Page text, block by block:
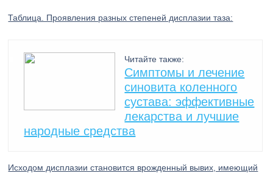
Таблица. Проявления разных степеней дисплазии таза:
Читайте также:
Симптомы и лечение
синовита коленного
сустава: эффективные
лекарства и лучшие
народные средства
Исходом дисплазии становится врожденный вывих, имеющий